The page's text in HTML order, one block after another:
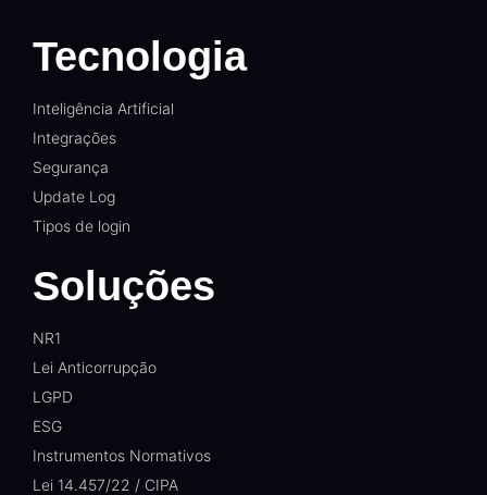
Tecnologia
Inteligência Artificial
Integrações
Segurança
Update Log
Tipos de login
Soluções
NR1
Lei Anticorrupção
LGPD
ESG
Instrumentos Normativos
Lei 14.457/22 / CIPA